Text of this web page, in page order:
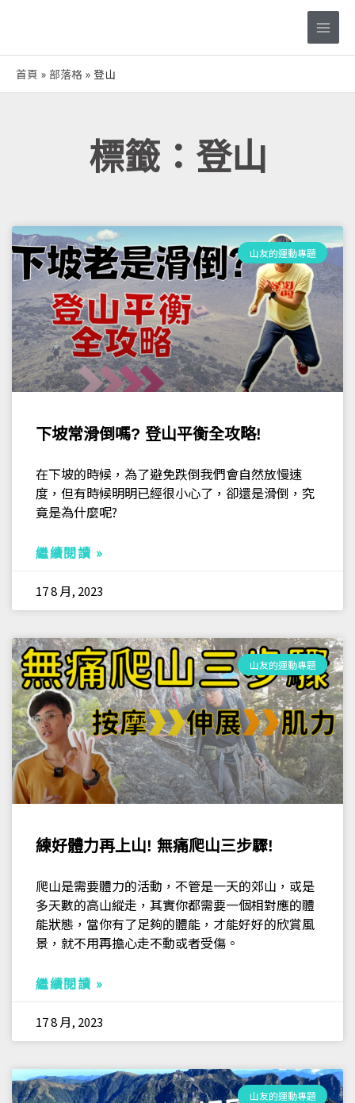
Main
首頁 部落格 登山
標籤：登山
山友的運動專題
下坡常滑倒嗎? 登山平衡全攻略!
在下坡的時候，為了避免跌倒我們會自然放慢速
度，但有時候明明已經很小心了，卻還是滑倒，究
竟是為什麼呢?
繼續閱讀 »
17 8 月, 2023
山友的運動專題
練好體力再上山! 無痛爬山三步驟!
爬山是需要體力的活動，不管是一天的郊山，或是
多天數的高山縱走，其實你都需要一個相對應的體
能狀態，當你有了足夠的體能，才能好好的欣賞風
景，就不用再擔心走不動或者受傷。
繼續閱讀 »
17 8 月, 2023
山友的運動專題